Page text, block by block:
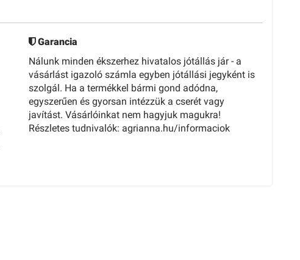
Garancia
Nálunk minden ékszerhez hivatalos jótállás jár - a
vásárlást igazoló számla egyben jótállási jegyként is
szolgál. Ha a termékkel bármi gond adódna,
egyszerűen és gyorsan intézzük a cserét vagy
javítást. Vásárlóinkat nem hagyjuk magukra!
Részletes tudnivalók: agrianna.hu/informaciok